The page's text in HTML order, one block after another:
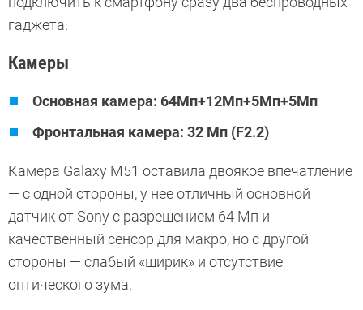
гаджета.
Камеры
Основная камера: 64Мп+12Мп+5Мп+5Мп
Фронтальная камера: 32 Мп (F2.2)
Камера Galaxy M51 оставила двоякое впечатление
— с одной стороны, у нее отличный основной
датчик от Sony с разрешением 64 Мп и
качественный сенсор для макро, но с другой
стороны — слабый «ширик» и отсутствие
оптического зума.